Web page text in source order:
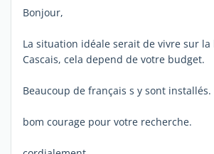
Bonjour,
La situation idéale serait de vivre sur la
Cascais, cela depend de votre budget.
Beaucoup de français s y sont installés.
bom courage pour votre recherche.